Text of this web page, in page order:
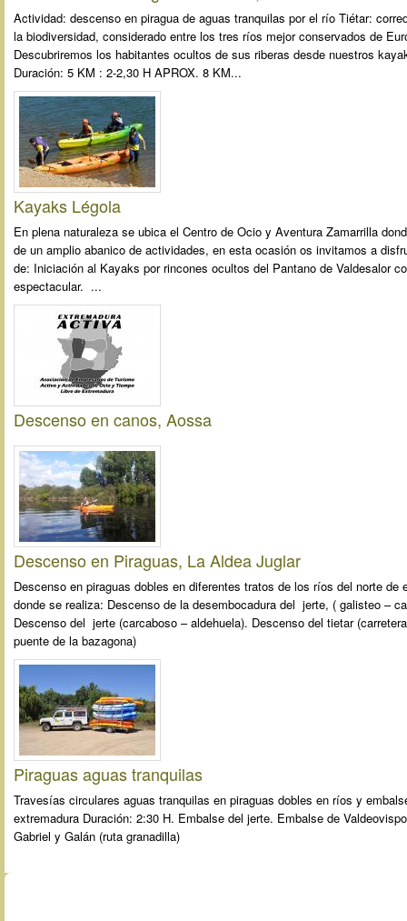
Actividad: descenso en piragua de aguas tranquilas por el río Tiétar:
la biodiversidad, considerado entre los tres ríos mejor conservados de
Descubriremos los habitantes ocultos de sus riberas desde nuestros
Duración: 5 KM : 2-2,30 H APROX. 8 KM...
Kayaks Légola
En plena naturaleza se ubica el Centro de Ocio y Aventura Zamarrilla
de un amplio abanico de actividades, en esta ocasión os invitamos a
de: Iniciación al Kayaks por rincones ocultos del Pantano de Valdesalor
espectacular. ...
Descenso en canos, Aossa
Descenso en Piraguas, La Aldea Juglar
Descenso en piraguas dobles en diferentes tratos de los ríos del norte de
donde se realiza: Descenso de la desembocadura del jerte, ( galisteo –
Descenso del jerte (carcaboso – aldehuela). Descenso del tietar
puente de la bazagona)
Piraguas aguas tranquilas
Travesías circulares aguas tranquilas en piraguas dobles en ríos y
extremadura Duración: 2:30 H. Embalse del jerte. Embalse de
Gabriel y Galán (ruta granadilla)